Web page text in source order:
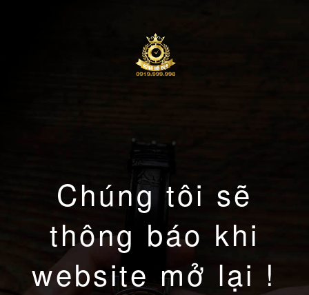
Chúng tôi sẽ
thông báo khi
website mở lại !